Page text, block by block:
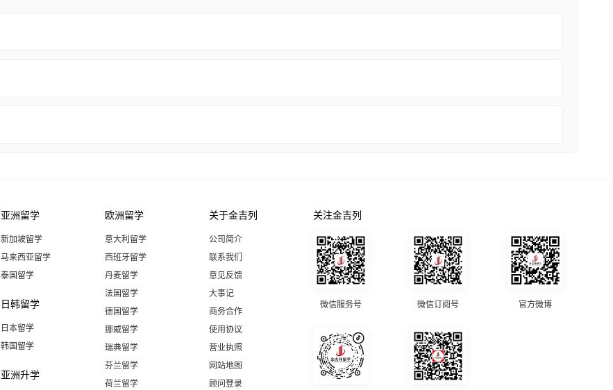
亚洲留学
新加坡留学
马来西亚留学
泰国留学
日韩留学
日本留学
韩国留学
亚洲升学
欧洲留学
意大利留学
西班牙留学
丹麦留学
法国留学
德国留学
挪威留学
瑞典留学
芬兰留学
荷兰留学
关于金吉列
公司简介
联系我们
意见反馈
大事记
商务合作
使用协议
营业执照
网站地图
顾问登录
关注金吉列
微信服务号 微信订阅号 官方微博